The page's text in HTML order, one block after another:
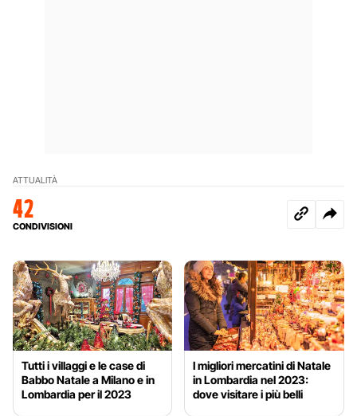
ATTUALITÀ
42
CONDIVISIONI
Tutti i villaggi e le case di
Babbo Natale a Milano e in
Lombardia per il 2023
I migliori mercatini di Natale
in Lombardia nel 2023:
dove visitare i più belli